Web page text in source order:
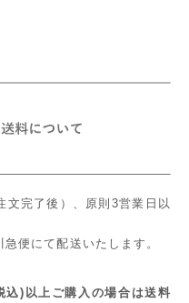
文完了後）、原則3営業日以
便にて配送いたします。
込)以上ご購入の場合は送料